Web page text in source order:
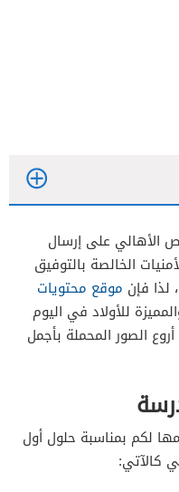
الأهالي على إرسال
الخالصة بالتوفيق
لذا فإن موقع محتويات
للأولاد في اليوم
الصور المحملة بأجمل
لكم بمناسبة حلول أول
كالآتي: